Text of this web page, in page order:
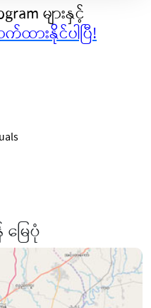
များနှင့်
က်ထားနိုင်ပါပြီ!
ြေပုံ